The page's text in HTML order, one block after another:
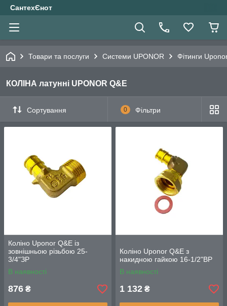
СантехЄнот
Товари та послуги Системи UPONOR Фітинги
КОЛІНА латунні UPONOR Q&E
Сортування 0 Фільтри
Коліно Uponor Q&E із
зовнішньою різьбою 25-
3/4"ЗР
В наявності
876 ₴
Коліно Uponor Q&E з
накидною гайкою 16-1/2"ВР
В наявності
1 132 ₴